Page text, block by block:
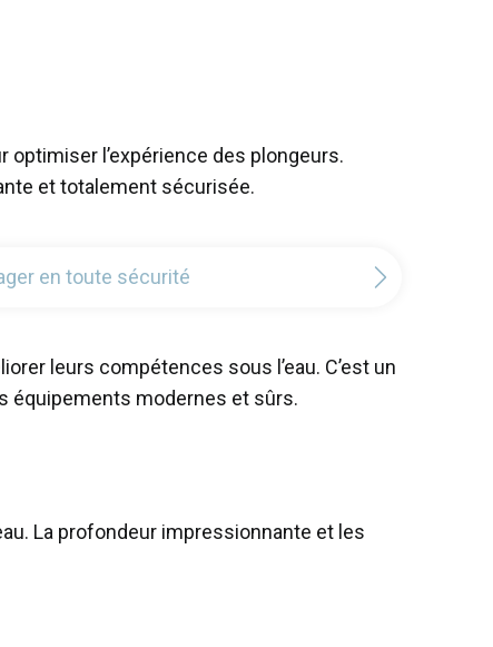
l’expérience des plongeurs.
et totalement sécurisée.
en toute sécurité
leurs compétences sous l’eau. C’est un
équipements modernes et sûrs.
La profondeur impressionnante et les